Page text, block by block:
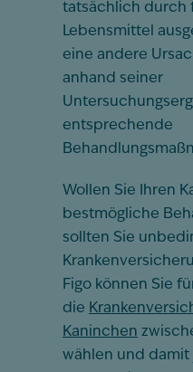
tatsächlich durch
Lebensmittel
eine andere
anhand seiner
entsprechende
Wollen Sie Ihren
bestmögliche
sollten Sie
Figo können Sie
die
Kaninchen
wählen und